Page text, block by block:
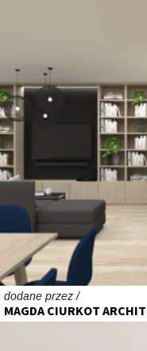
dodane przez /
MAGDA CIURKOT